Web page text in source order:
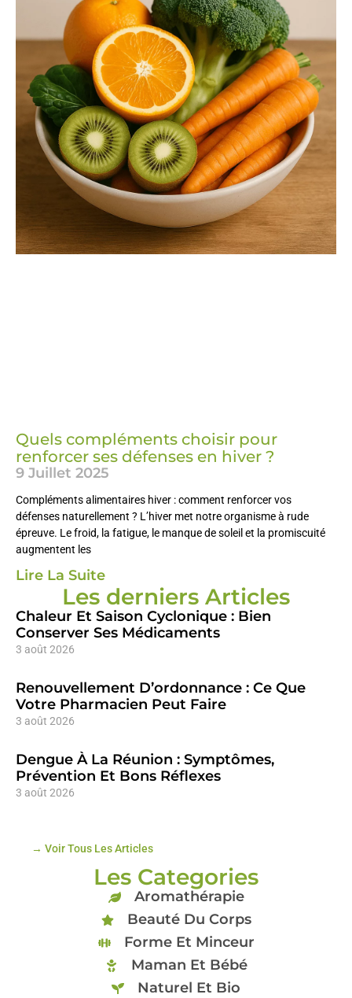
Quels compléments choisir pour
renforcer ses défenses en hiver ?
9 Juillet 2025
Compléments alimentaires hiver : comment renforcer vos
défenses naturellement ? L’hiver met notre organisme à rude
épreuve. Le froid, la fatigue, le manque de soleil et la promiscuité
augmentent les
Lire La Suite
Les derniers Articles
Chaleur Et Saison Cyclonique : Bien
Conserver Ses Médicaments
3 août 2026
Renouvellement D’ordonnance : Ce Que
Votre Pharmacien Peut Faire
3 août 2026
Dengue À La Réunion : Symptômes,
Prévention Et Bons Réflexes
3 août 2026
→ Voir Tous Les Articles
Les Categories
Aromathérapie
Beauté Du Corps
Forme Et Minceur
Maman Et Bébé
Naturel Et Bio